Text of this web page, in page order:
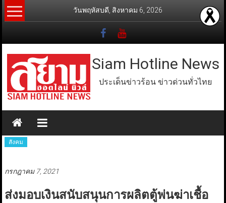
Skip
to
วันพฤหัสบดี, สิงหาคม 6, 2026
Siam Hotline News
ประเด็นข่าวร้อน ข่าวด่วนทั่วไทย
สังคม
กรกฎาคม 7, 2021
ส่งมอบเงินสนับสนุนการผลิตตู้พ่นฆ่าเชื้อ